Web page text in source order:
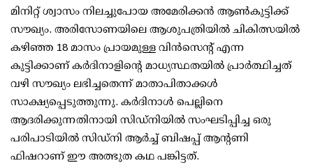
മിനിറ്റ് ശ്വാസം നിലച്ചുപോയ അമേരിക്കൻ ആൺകുട്ടിക്ക്
സൗഖ്യം. അരിസോണയിലെ ആശുപത്രിയിൽ ചികിത്സയിൽ
കഴിഞ്ഞ 18 മാസം പ്രായമുള്ള വിൻസെന്റ് എന്ന
കുട്ടിക്കാണ് കർദിനാളിന്റെ മാധ്യസ്ഥതയിൽ പ്രാർത്ഥിച്ചത്
വഴി സൗഖ്യം ലഭിച്ചതെന്ന് മാതാപിതാക്കൾ
സാക്ഷ്യപ്പെടുത്തുന്നു. കർദിനാൾ പെല്ലിനെ
ആദരിക്കുന്നതിനായി സിഡ്നിയിൽ സംഘടിപ്പിച്ച ഒരു
പരിപാടിയിൽ സിഡ്നി ആർച്ച് ബിഷപ്പ് ആന്റണി
ഫിഷറാണ് ഈ അത്ഭുത കഥ പങ്കിട്ടത്.